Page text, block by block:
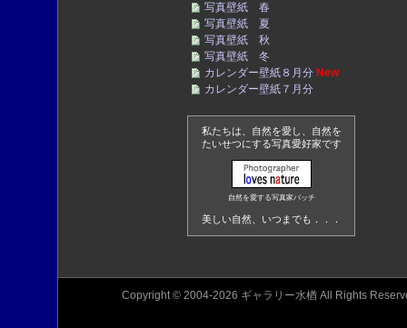
写真壁紙 春
写真壁紙 夏
写真壁紙 秋
写真壁紙 冬
カレンダー壁紙８月分 New
カレンダー壁紙７月分
私たちは、自然を愛し、自然を
たいせつにする写真愛好家です
自然を愛する写真家バッチ
美しい自然、いつまでも．．．
Copyright © 2004-2026 ギャラリー水楢 All Rights